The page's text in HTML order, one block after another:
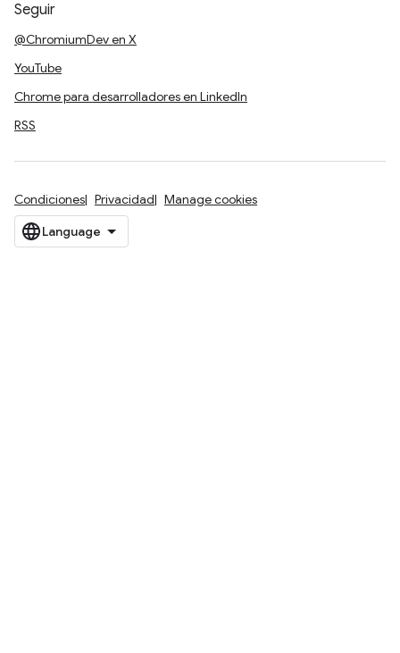
Seguir
@ChromiumDev en X
YouTube
Chrome para desarrolladores en LinkedIn
RSS
Condiciones Privacidad Manage cookies